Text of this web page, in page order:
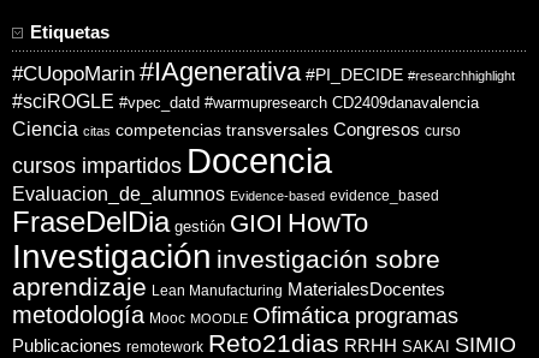
Etiquetas
#CUopoMarin #IAgenerativa #PI_DECIDE #researchhighlight
#sciROGLE #vpec_datd #warmupresearch CD2409danavalencia
Ciencia citas competencias transversales Congresos curso
cursos impartidos Docencia
Evaluacion_de_alumnos Evidence-based evidence_based
FraseDelDia gestión GIOI HowTo
Investigación investigación sobre
aprendizaje Lean Manufacturing MaterialesDocentes
metodología Mooc MOODLE Ofimática programas
Publicaciones remotework Reto21dias RRHH SAKAI SIMIO